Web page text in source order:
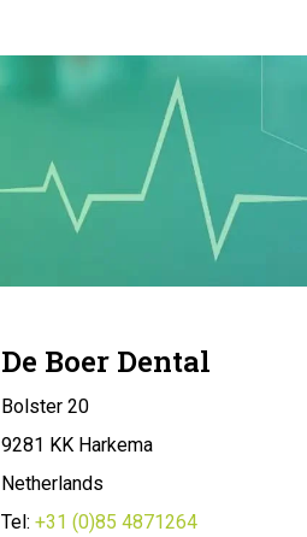
De Boer Dental
Bolster 20
9281 KK Harkema
Netherlands
Tel: +31 (0)85 4871264